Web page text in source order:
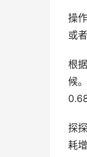
操
或
根
候
探
耗